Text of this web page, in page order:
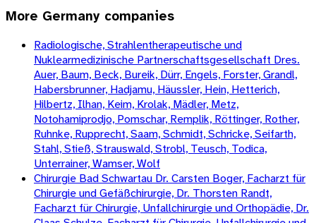
More Germany companies
Radiologische, Strahlentherapeutische und
Nuklearmedizinische Partnerschaftsgesellschaft Dres.
Auer, Baum, Beck, Bureik, Dürr, Engels, Forster, Grandl,
Habersbrunner, Hadjamu, Häussler, Hein, Hetterich,
Hilbertz, Ilhan, Keim, Krolak, Mädler, Metz,
Notohamiprodjo, Pomschar, Remplik, Röttinger, Rother,
Ruhnke, Rupprecht, Saam, Schmidt, Schricke, Seifarth,
Stahl, Stieß, Strauswald, Strobl, Teusch, Todica,
Unterrainer, Wamser, Wolf
Chirurgie Bad Schwartau Dr. Carsten Boger, Facharzt für
Chirurgie und Gefäßchirurgie, Dr. Thorsten Randt,
Facharzt für Chirurgie, Unfallchirurgie und Orthopädie, Dr.